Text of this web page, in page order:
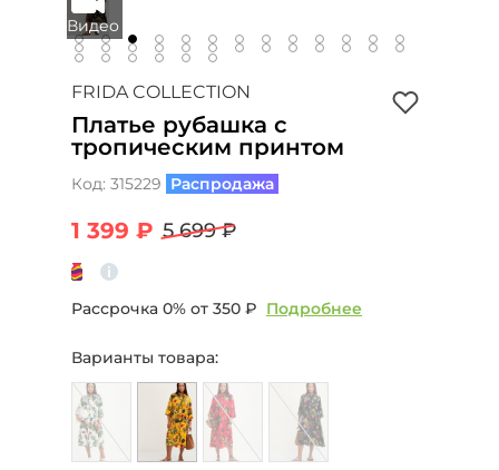
FRIDA COLLECTION
Платье рубашка с
тропическим принтом
Код: 315229 Распродажа
1 399 ₽ 5 699 ₽
Рассрочка 0% от 350 ₽ Подробнее
Варианты товара: